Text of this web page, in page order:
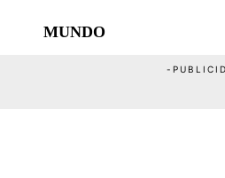
MUNDO